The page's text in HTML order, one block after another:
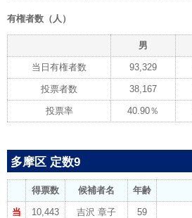
有権者数（人）
男
当日有権者数 93,329
投票者数 38,167
投票率 40.90％
多摩区 定数9
得票数 候補者名 年齢
当 10,443 吉沢 章子 59